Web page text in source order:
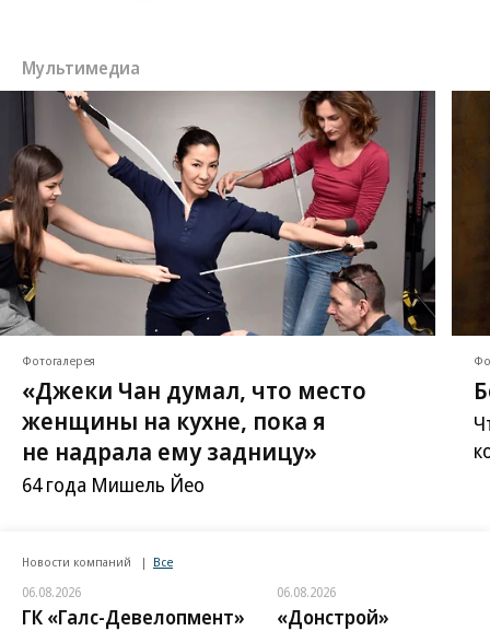
Мультимедиа
Фотогалерея
«Джеки Чан думал, что место
женщины на кухне, пока я
не надрала ему задницу»
64 года Мишель Йео
Новости компаний Все
06.08.2026
ГК «Галс-Девелопмент»
06.08.2026
«Донстрой»